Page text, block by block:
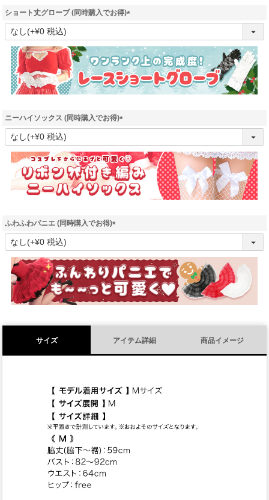
ショート丈グローブ (同時購入でお得)
(
須
)
ニーハイソックス (同時購入でお得)
(
須
)
ふわふわパニエ (同時購入でお得)
(
須
)
サイズ アイテム詳細 商品イメージ